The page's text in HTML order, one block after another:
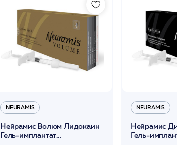
NEURAMIS
Нейрамис Волюм Лидокаин
Гель-имплантат
NEURAMIS
Нейрамис
Гель-